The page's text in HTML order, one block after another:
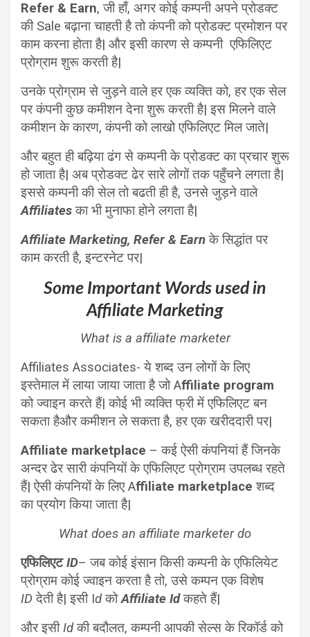
Refer & Earn, जी हाँ, अगर कोई कम्पनी अपने प्रोडक्ट
की Sale बढ़ाना चाहती है तो कंपनी को प्रोडक्ट प्रमोशन पर
काम करना होता है| और इसी कारण से कम्पनी एफिलिएट
प्रोग्राम शुरू करती है|
उनके प्रोग्राम से जुड़ने वाले हर एक व्यक्ति को, हर एक सेल
पर कंपनी कुछ कमीशन देना शुरू करती है| इस मिलने वाले
कमीशन के कारण, कंपनी को लाखो एफिलिएट मिल जाते|
और बहुत ही बढ़िया ढंग से कम्पनी के प्रोडक्ट का प्रचार शुरू
हो जाता है| अब प्रोडक्ट ढेर सारे लोगों तक पहुँचने लगता है|
इससे कम्पनी की सेल तो बढती ही है, उनसे जुड़ने वाले
Affiliatesका भी मुनाफा होने लगता है|
Affiliate Marketing, Refer & Earnके सिद्धांत पर
काम करती है, इन्टरनेट पर|
Some Important Words used in
Affiliate Marketing
What is a affiliate marketer
Affiliates Associates- ये शब्द उन लोगों के लिए
इस्तेमाल में लाया जाया जाता है जो Affiliate program
को ज्वाइन करते हैं| कोई भी व्यक्ति फ्री में एफिलिएट बन
सकता हैऔर कमीशन ले सकता है, हर एक खरीददारी पर|
Affiliate marketplace – कई ऐसी कंपनियां हैं जिनके
अन्दर ढेर सारी कंपनियों के एफिलिएट प्रोग्राम उपलब्ध रहते
हैं| ऐसी कंपनियों के लिए Affiliate marketplace शब्द
का प्रयोग किया जाता है|
What does an affiliate marketer do
एफिलिएटID– जब कोई इंसान किसी कम्पनी के एफिलियेट
प्रोग्राम कोई ज्वाइन करता है तो, उसे कम्पन एक विशेष
ID देती है| इसी IdकोAffiliate Idकहते हैं|
और इसीIdकी बदौलत, कम्पनी आपकी सेल्स के रिकॉर्ड को